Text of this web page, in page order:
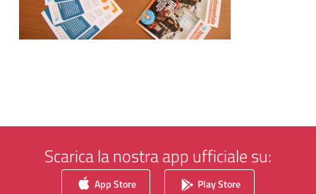
Scarica la nostra app ufficiale su:
App Store Play Store